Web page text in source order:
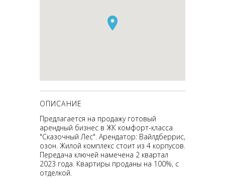
ОПИСАНИЕ
Предлагается на продажу готовый
арендный бизнес в ЖК комфорт-класса
"Сказочный Лес". Арендатор: Вайлдберрис,
озон. Жилой комплекс стоит из 4 корпусов.
Передача ключей намечена 2 квартал
2023 года. Квартиры проданы на 100%, с
отделкой.